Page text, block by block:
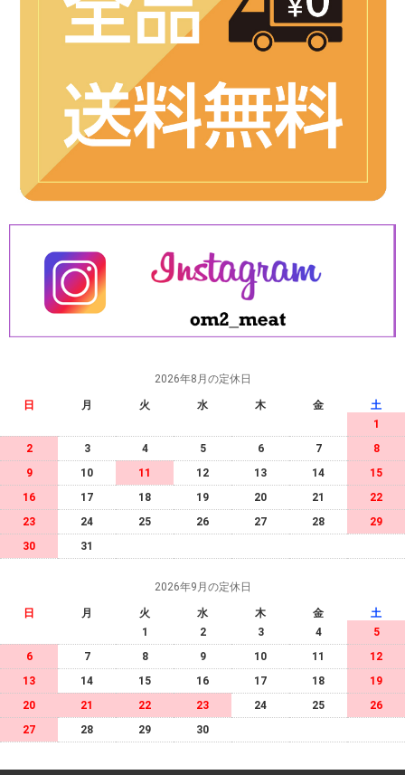
2026年8月の定休日
日 月 火 水 木 金
土
1
2
3 4 5 6 7
8
9
10 11 12 13 14
15
16
17 18 19 20 21
22
23
24 25 26 27 28
29
30
31
2026年9月の定休日
日 月 火 水 木 金
土
1
2 3 4
5
6
7 8 9 10 11
12
13
14 15 16 17 18
19
20
21 22 23 24 25
26
27
28 29 30